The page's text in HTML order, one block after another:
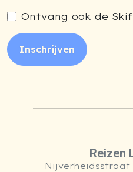
Ontvang ook de
Inschrijven
Reizen
Nijverheidsstraat